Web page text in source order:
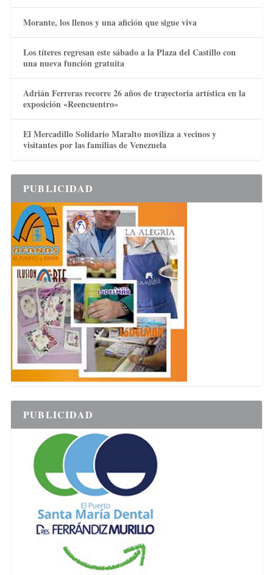
Morante, los llenos y una afición que sigue viva
Los títeres regresan este sábado a la Plaza del Castillo con
una nueva función gratuita
Adrián Ferreras recorre 26 años de trayectoria artística en la
exposición «Reencuentro»
El Mercadillo Solidario Maralto moviliza a vecinos y
visitantes por las familias de Venezuela
PUBLICIDAD
PUBLICIDAD